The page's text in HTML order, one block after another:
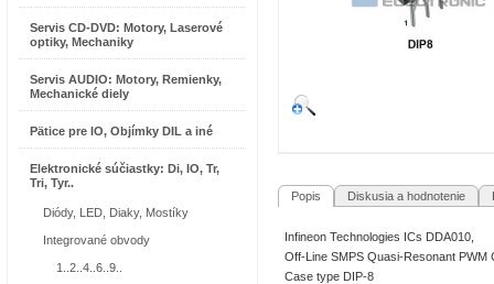
Servis CD-DVD: Motory, Laserové
optiky, Mechaniky
Servis AUDIO: Motory, Remienky,
Mechanické diely
Pätice pre IO, Objímky DIL a iné
Elektronické súčiastky: Di, IO, Tr,
Tri, Tyr..
Diódy, LED, Diaky, Mostíky
Integrované obvody
1..2..4..6..9..
Popis Diskusia a hodnotenie
Infineon Technologies ICs DDA010,
Off-Line SMPS Quasi-Resonant
Case type DIP-8